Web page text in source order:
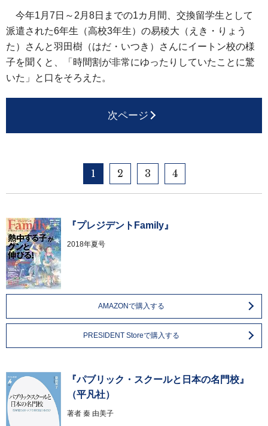
今年1月7日～2月8日までの1カ月間、交換留学生として
派遣された6年生（高校3年生）の易稜大（えき・りょう
た）さんと羽田樹（はだ・いつき）さんにイートン校の様
子を聞くと、「時間割が非常にゆったりしていたことに驚
いた」と口をそろえた。
次ページ
1 2 3 4
『プレジデントFamily』
2018年夏号
AMAZONで購入する
PRESIDENT Storeで購入する
『パブリック・スクールと日本の名門校』
（平凡社）
著者 秦 由美子